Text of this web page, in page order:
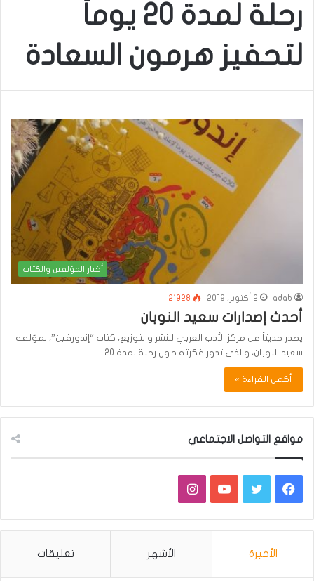
رحلة لمدة 20 يوماً
لتحفيز هرمون السعادة
أخبار المؤلفين والكتاب
adab 2 أكتوبر، 2019 2٬928
أحدث إصدارات سعيد النوبان
يصدر حديثاً عن مركز الأدب العربي للنشر والتوزيع، كتاب “إندورفين”، لمؤلفه
سعيد النوبان، والذي تدور فكرته حول رحلة لمدة 20…
أكمل القراءة »
مواقع التواصل الاجتماعي
فيسبوكتويتر يوتيوبانستقرام
الأخيرة الأشهر تعليقات